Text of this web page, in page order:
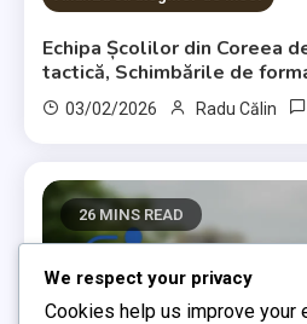
Echipa Școlilor din Coreea
tactică, Schimbările de
03/02/2026 Radu Călin
26 MINS READ
We respect your privacy
Cookies help us improve your